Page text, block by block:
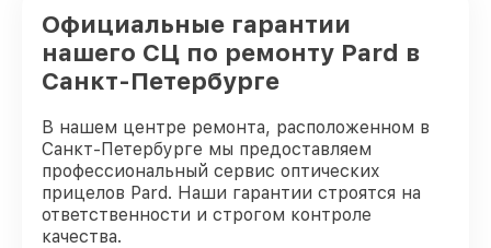
Официальные гарантии
нашего СЦ по ремонту Pard в
Санкт-Петербурге
В нашем центре ремонта, расположенном в
Санкт-Петербурге мы предоставляем
профессиональный сервис оптических
прицелов Pard. Наши гарантии строятся на
ответственности и строгом контроле
качества.